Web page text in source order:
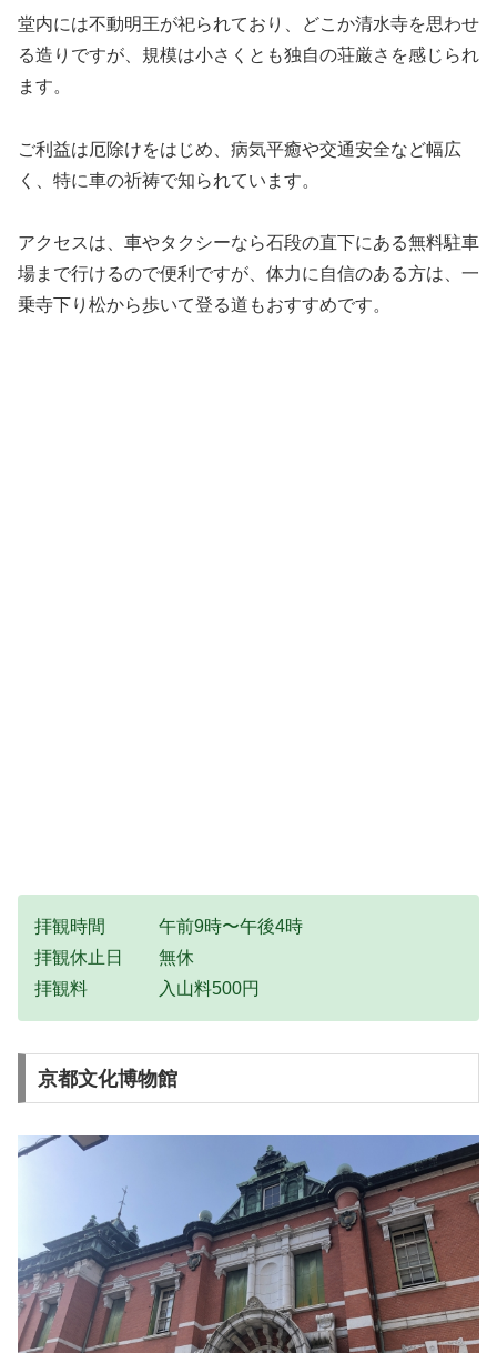
堂内には不動明王が祀られており、どこか清水寺を思わせ
る造りですが、規模は小さくとも独自の荘厳さを感じられ
ます。
ご利益は厄除けをはじめ、病気平癒や交通安全など幅広
く、特に車の祈祷で知られています。
アクセスは、車やタクシーなら石段の直下にある無料駐車
場まで行けるので便利ですが、体力に自信のある方は、一
乗寺下り松から歩いて登る道もおすすめです。
拝観時間 午前9時〜午後4時
拝観休止日 無休
拝観料 入山料500円
京都文化博物館